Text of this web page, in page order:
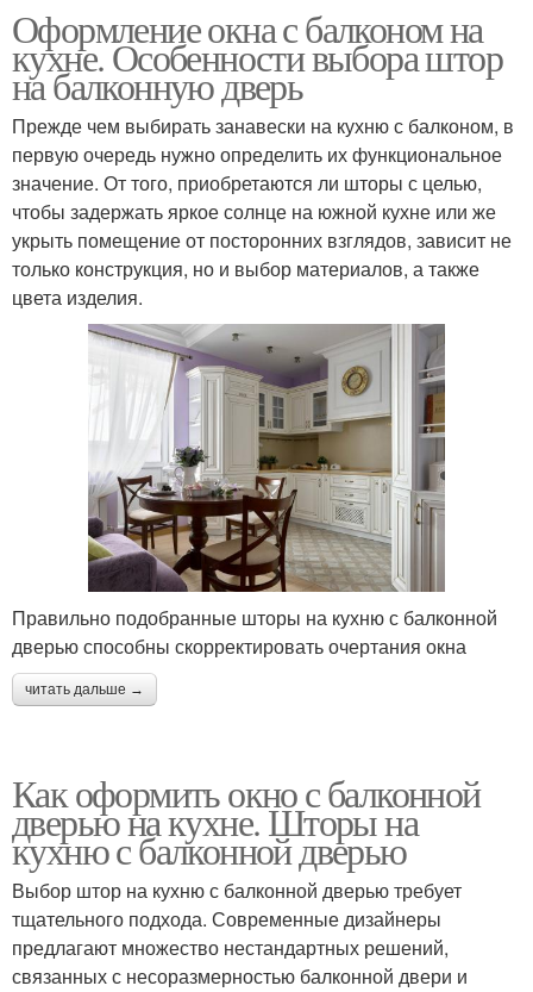
Оформление окна с балконом на
кухне. Особенности выбора штор
на балконную дверь
Прежде чем выбирать занавески на кухню с балконом, в
первую очередь нужно определить их функциональное
значение. От того, приобретаются ли шторы с целью,
чтобы задержать яркое солнце на южной кухне или же
укрыть помещение от посторонних взглядов, зависит не
только конструкция, но и выбор материалов, а также
цвета изделия.
Правильно подобранные шторы на кухню с балконной
дверью способны скорректировать очертания окна
читать дальше →
Как оформить окно с балконной
дверью на кухне. Шторы на
кухню с балконной дверью
Выбор штор на кухню с балконной дверью требует
тщательного подхода. Современные дизайнеры
предлагают множество нестандартных решений,
связанных с несоразмерностью балконной двери и